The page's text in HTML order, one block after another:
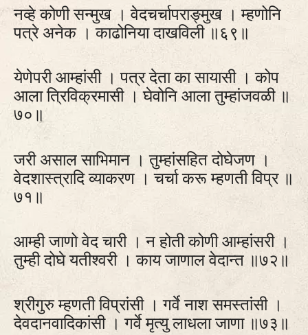
नव्हे कोणी सन्मुख । वेदचर्चापराङ्‍मुख । म्हणोनि
पत्रे अनेक । काढोनिया दाखविली ॥६९॥
येणेपरी आम्हांसी । पत्र देता का सायासी । कोप
आला त्रिविक्रमासी । घेवोनि आला तुम्हांजवळी ॥
७०॥
जरी असाल साभिमान । तुम्हांसहित दोघेजण ।
वेदशास्त्रादि व्याकरण । चर्चा करू म्हणती विप्र ॥
७१॥
आम्ही जाणो वेद चारी । न होती कोणी आम्हांसरी ।
तुम्ही दोघे यतीश्वरी । काय जाणाल वेदान्त ॥७२॥
श्रीगुरु म्हणती विप्रांसी । गर्वे नाश समस्तांसी ।
देवदानवादिकांसी । गर्वे मृत्यु लाधला जाणा ॥७३॥